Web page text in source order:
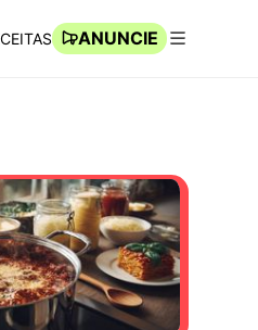
Rápida
ANUNCIE